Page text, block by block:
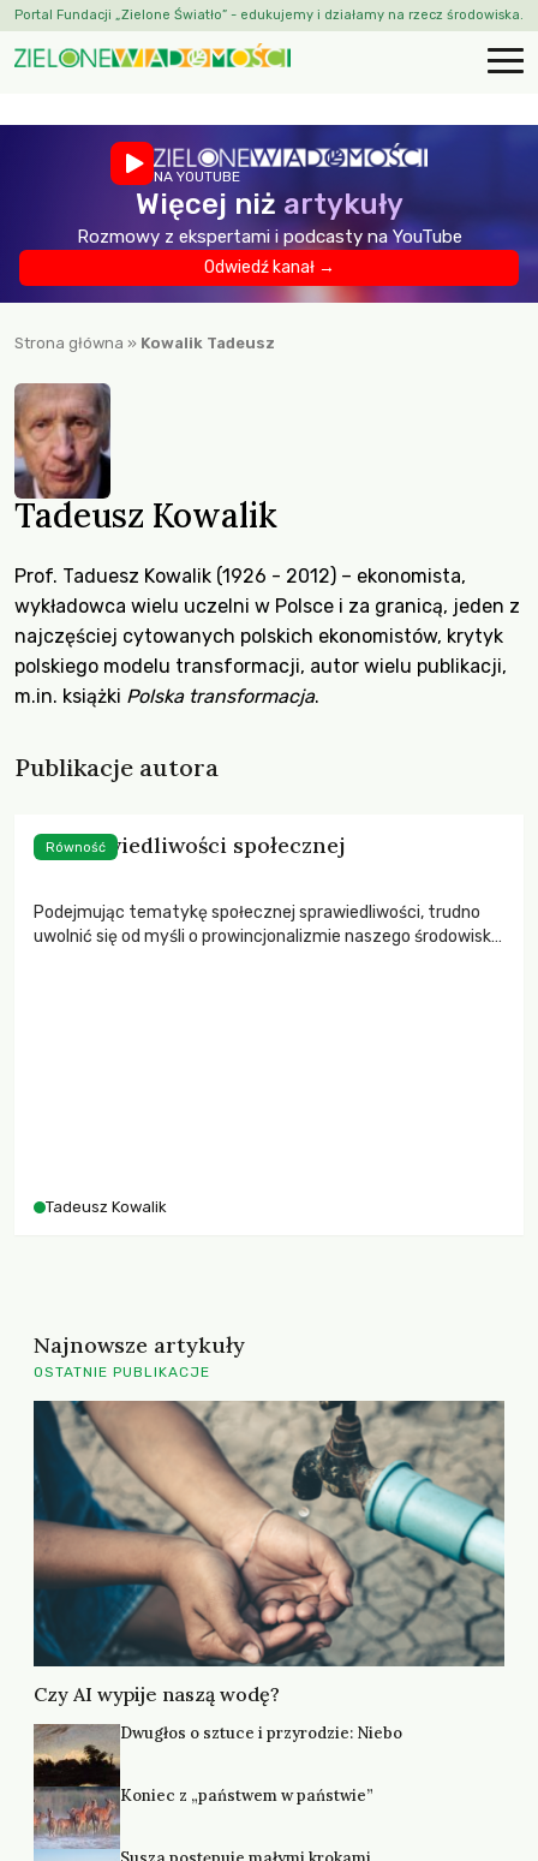
Portal Fundacji „Zielone Światło” - edukujemy i działamy na rzecz środowiska.
NA YOUTUBE
Więcej niż artykuły
Rozmowy z ekspertami i podcasty na YouTube
Odwiedź kanał →
Strona główna » Kowalik Tadeusz
Tadeusz Kowalik
Prof. Taduesz Kowalik (1926 - 2012) – ekonomista,
wykładowca wielu uczelni w Polsce i za granicą, jeden z
najczęściej cytowanych polskich ekonomistów, krytyk
polskiego modelu transformacji, autor wielu publikacji,
m.in. książki Polska transformacja.
Publikacje autora
O sprawiedliwości społecznej
Podejmując tematykę społecznej sprawiedliwości, trudno
uwolnić się od myśli o prowincjonalizmie naszego środowiska
Tadeusz Kowalik
Równość
Najnowsze artykuły
OSTATNIE PUBLIKACJE
Czy AI wypije naszą wodę?
Dwugłos o sztuce i przyrodzie: Niebo
Koniec z „państwem w państwie”